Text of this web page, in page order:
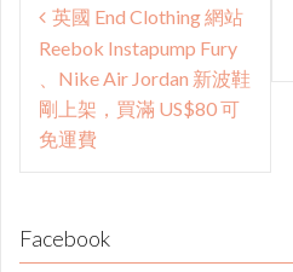
navigation
英國 End Clothing 網站
Reebok Instapump Fury
、Nike Air Jordan 新波鞋
剛上架，買滿 US$80 可
免運費
Facebook